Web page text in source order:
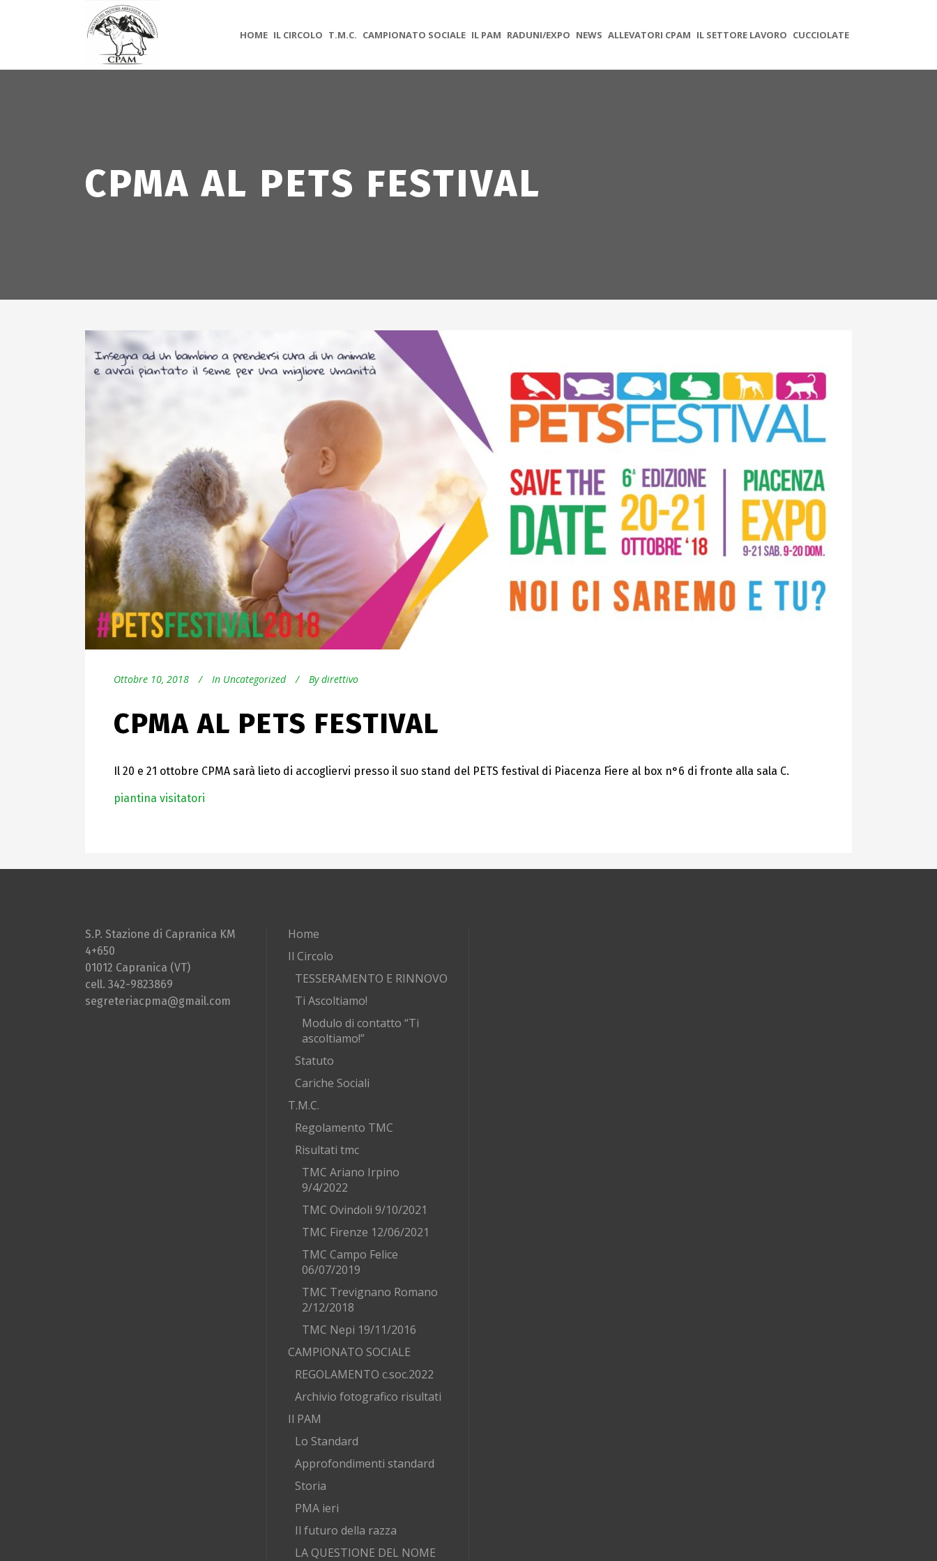
HOME IL CIRCOLO T.M.C. CAMPIONATO SOCIALE IL PAM RADUNI/EXPO NEWS ALLEVATORI CPAM IL SETTORE LAVORO CUCCIOLATE
CPMA AL PETS FESTIVAL
Ottobre 10, 2018 In Uncategorized By direttivo
CPMA AL PETS FESTIVAL
Il 20 e 21 ottobre CPMA sarà lieto di accogliervi presso il suo stand del PETS festival di Piacenza Fiere al box n°6 di fronte alla sala C.
piantina visitatori
S.P. Stazione di Capranica KM
4+650
01012 Capranica (VT)
cell. 342-9823869
segreteriacpma@gmail.com
Home
Il Circolo
TESSERAMENTO E RINNOVO
Ti Ascoltiamo!
Modulo di contatto “Ti
ascoltiamo!”
Statuto
Cariche Sociali
T.M.C.
Regolamento TMC
Risultati tmc
TMC Ariano Irpino
9/4/2022
TMC Ovindoli 9/10/2021
TMC Firenze 12/06/2021
TMC Campo Felice
06/07/2019
TMC Trevignano Romano
2/12/2018
TMC Nepi 19/11/2016
CAMPIONATO SOCIALE
REGOLAMENTO c.soc.2022
Archivio fotografico risultati
Il PAM
Lo Standard
Approfondimenti standard
Storia
PMA ieri
Il futuro della razza
LA QUESTIONE DEL NOME